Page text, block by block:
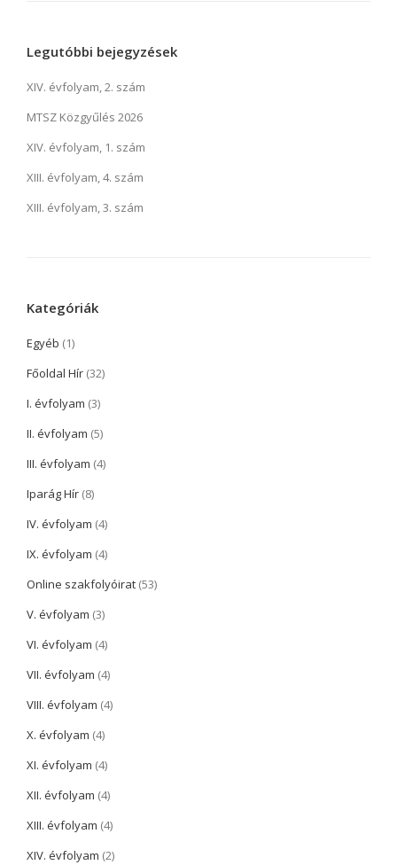
Legutóbbi bejegyzések
XIV. évfolyam, 2. szám
MTSZ Közgyűlés 2026
XIV. évfolyam, 1. szám
XIII. évfolyam, 4. szám
XIII. évfolyam, 3. szám
Kategóriák
Egyéb (1)
Főoldal Hír (32)
I. évfolyam (3)
II. évfolyam (5)
III. évfolyam (4)
Iparág Hír (8)
IV. évfolyam (4)
IX. évfolyam (4)
Online szakfolyóirat (53)
V. évfolyam (3)
VI. évfolyam (4)
VII. évfolyam (4)
VIII. évfolyam (4)
X. évfolyam (4)
XI. évfolyam (4)
XII. évfolyam (4)
XIII. évfolyam (4)
XIV. évfolyam (2)